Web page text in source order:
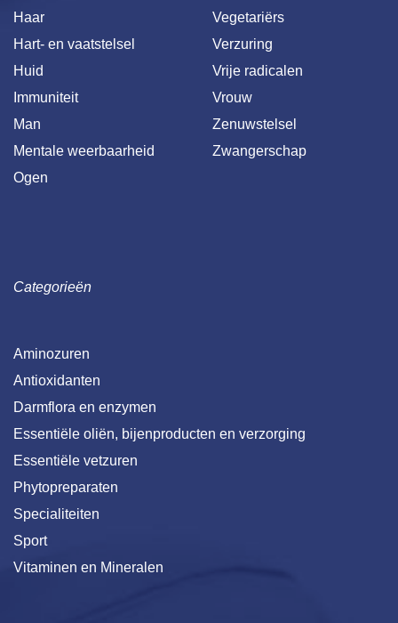
Haar
Hart- en vaatstelsel
Huid
Immuniteit
Man
Mentale weerbaarheid
Ogen
Vegetariërs
Verzuring
Vrije radicalen
Vrouw
Zenuwstelsel
Zwangerschap
Categorieën
Aminozuren
Antioxidanten
Darmflora en enzymen
Essentiële oliën, bijenproducten en verzorging
Essentiële vetzuren
Phytopreparaten
Specialiteiten
Sport
Vitaminen en Mineralen